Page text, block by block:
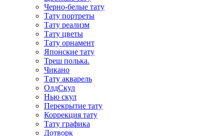
Черно-белые тату
Тату портреты
Тату реализм
Тату цветы
Тату орнамент
Японские тату
Треш полька.
Чикано
Тату акварель
ОлдСкул
Нью скул
Перекрытие тату
Коррекция тату
Тату графика
Дотворк